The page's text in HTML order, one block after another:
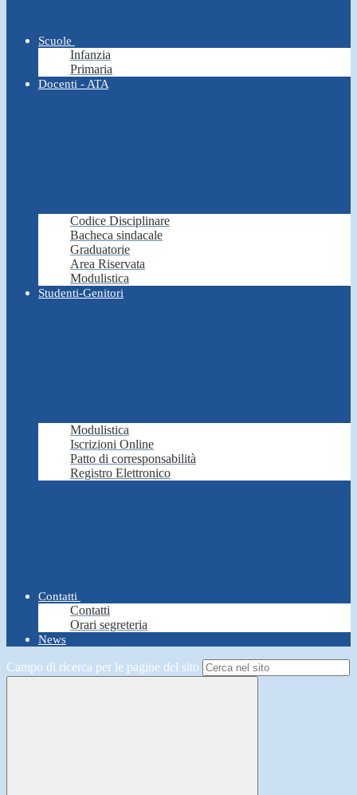
Scuole
Infanzia
Primaria
Docenti - ATA
Codice Disciplinare
Bacheca sindacale
Graduatorie
Area Riservata
Modulistica
Studenti-Genitori
Modulistica
Iscrizioni Online
Patto di corresponsabilità
Registro Elettronico
Contatti
Contatti
Orari segreteria
News
Campo di ricerca per le pagine del sito